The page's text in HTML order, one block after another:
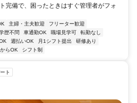
完備で、困ったときはすぐ管理者がフォ
主婦・主夫歓迎
フリーター歓迎
歴不問 車通勤OK 職場見学可
転勤なし
週払いOK 月1シフト提出
研修あり
らOK シフト制
ト